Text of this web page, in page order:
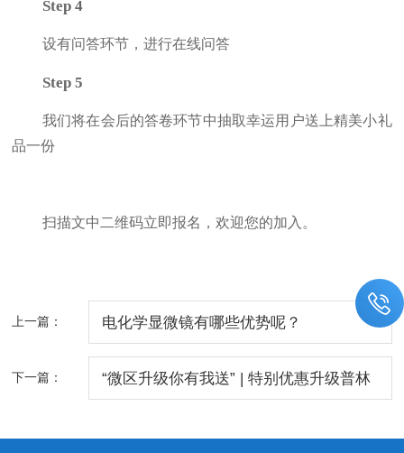
Step 4
设有问答环节，进行在线问答
Step 5
我们将在会后的答卷环节中抽取幸运用户送上精美小礼
品一份
扫描文中二维码立即报名 ，欢迎您的加入。
上一篇： 电化学显微镜有哪些优势呢？
下一篇： “微区升级你有我送” | 特别优惠升级普林